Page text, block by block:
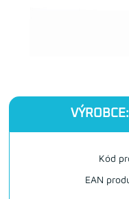
VÝROBCE:
Kód
EAN